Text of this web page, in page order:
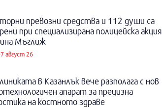
превозни средства и 112 души са
при специализирана полицейска акция
Мъглиж
август 26
в Казанлък вече разполага с нов
апарат за прецизна
на костното здраве